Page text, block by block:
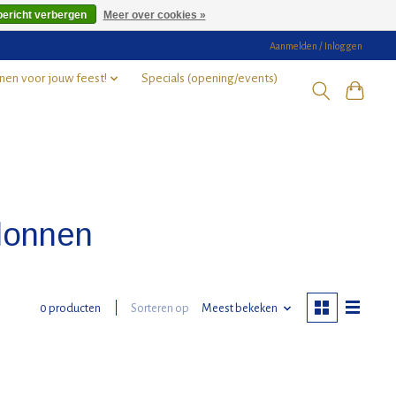
Aanmelden / Inloggen
voor jouw feest! Specials (opening/events)
0 producten Sorteren op Meest bekeken
verbergen Meer over cookies »